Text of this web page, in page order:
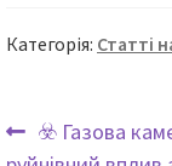
Категорія: Статті
Попередні
☣️ Газова